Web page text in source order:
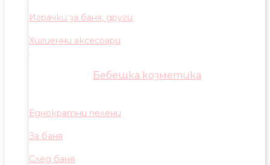
Играчки за баня, други
Хигиенни аксесоари
Бебешка козметика
Еднократни пелени
За баня
След баня